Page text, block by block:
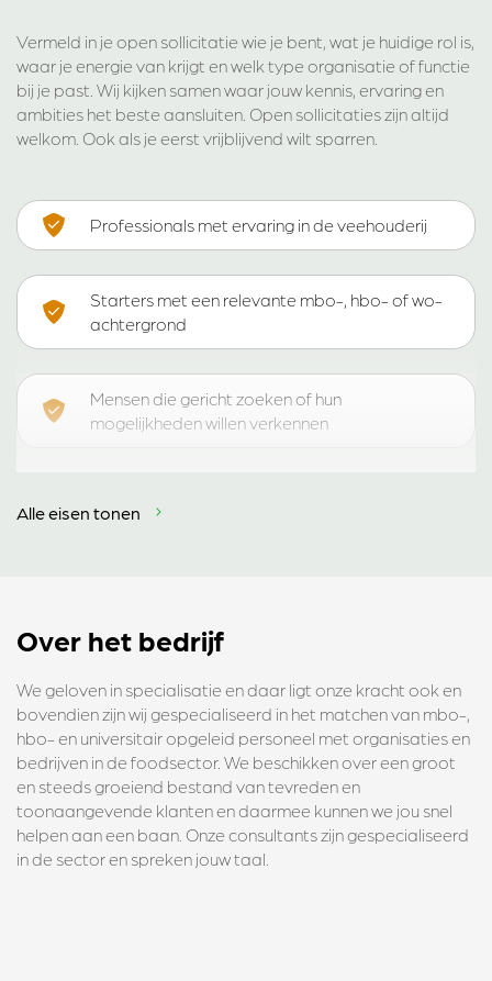
Vermeld in je open sollicitatie wie je bent, wat je huidige rol is,
waar je energie van krijgt en welk type organisatie of functie
bij je past. Wij kijken samen waar jouw kennis, ervaring en
ambities het beste aansluiten. Open sollicitaties zijn altijd
welkom. Ook als je eerst vrijblijvend wilt sparren.
Professionals met ervaring in de veehouderij
Starters met een relevante mbo-, hbo- of wo-
achtergrond
Mensen die gericht zoeken of hun
mogelijkheden willen verkennen
Alle eisen tonen
Over het bedrijf
We geloven in specialisatie en daar ligt onze kracht ook en
bovendien zijn wij gespecialiseerd in het matchen van mbo-,
hbo- en universitair opgeleid personeel met organisaties en
bedrijven in de foodsector. We beschikken over een groot
en steeds groeiend bestand van tevreden en
toonaangevende klanten en daarmee kunnen we jou snel
helpen aan een baan. Onze consultants zijn gespecialiseerd
in de sector en spreken jouw taal.